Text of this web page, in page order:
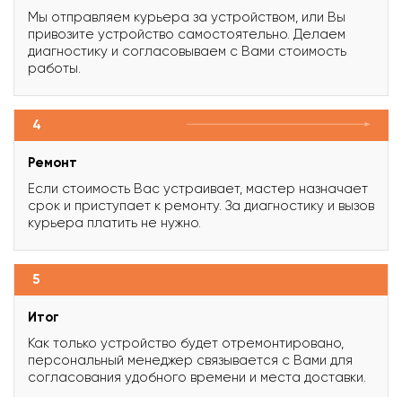
Мы отправляем курьера за устройством, или Вы
привозите устройство самостоятельно. Делаем
диагностику и согласовываем с Вами стоимость
работы.
4
Ремонт
Если стоимость Вас устраивает, мастер назначает
срок и приступает к ремонту. За диагностику и вызов
курьера платить не нужно.
5
Итог
Как только устройство будет отремонтировано,
персональный менеджер связывается с Вами для
согласования удобного времени и места доставки.